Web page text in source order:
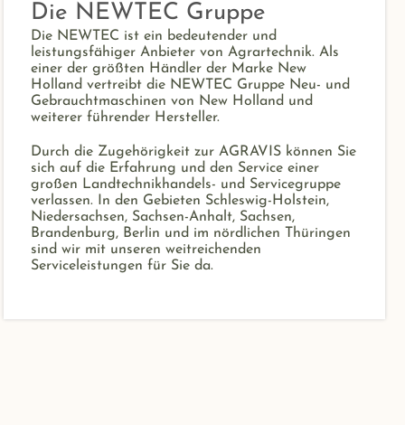
Die NEWTEC Gruppe
Die NEWTEC ist ein bedeutender und
leistungsfähiger Anbieter von Agrartechnik. Als
einer der größten Händler der Marke New
Holland vertreibt die NEWTEC Gruppe Neu- und
Gebrauchtmaschinen von New Holland und
weiterer führender Hersteller.
Durch die Zugehörigkeit zur AGRAVIS können Sie
sich auf die Erfahrung und den Service einer
großen Landtechnikhandels- und Servicegruppe
verlassen. In den Gebieten Schleswig-Holstein,
Niedersachsen, Sachsen-Anhalt, Sachsen,
Brandenburg, Berlin und im nördlichen Thüringen
sind wir mit unseren weitreichenden
Serviceleistungen für Sie da.